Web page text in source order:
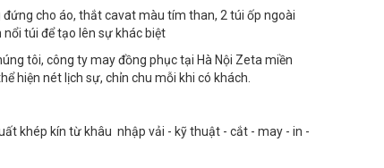
cho áo, thắt cavat màu tím than, 2 túi ốp ngoài
túi để tạo lên sự khác biệt
tôi, công ty may đồng phục tại Hà Nội Zeta miền
hiện nét lịch sự, chỉn chu mỗi khi có khách.
khép kín từ khâu nhập vải - kỹ thuật - cắt - may - in -